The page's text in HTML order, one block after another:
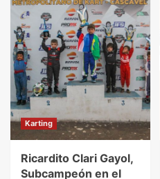
Karting
Ricardito Clari Gayol,
Subcampeón en el